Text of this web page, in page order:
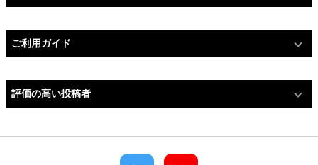
ご利用ガイド
評価の高い投稿者